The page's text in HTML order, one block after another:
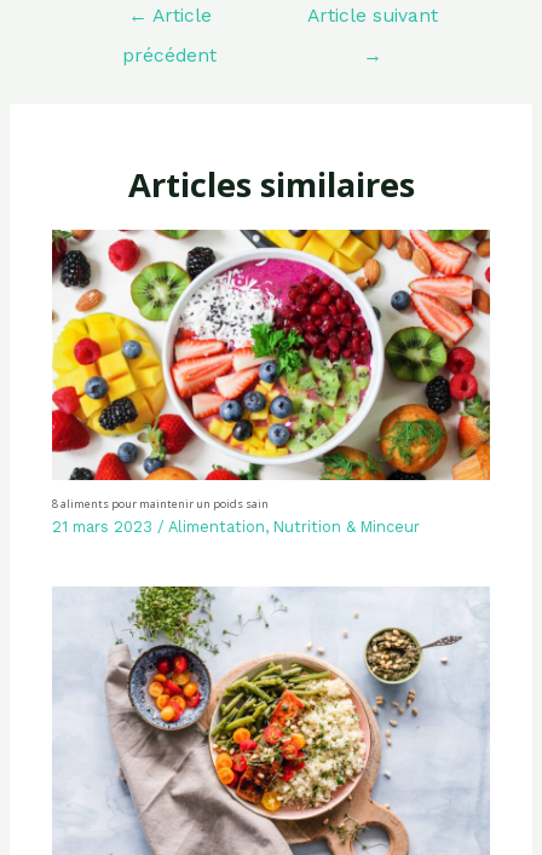
l’article
← Article
précédent
Article suivant
→
Articles similaires
8 aliments pour maintenir un poids sain
21 mars 2023 / Alimentation, Nutrition & Minceur